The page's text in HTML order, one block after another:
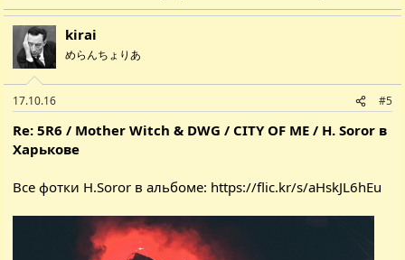
kirai
めらんちょりあ
17.10.16 #5
Re: 5R6 / Mother Witch & DWG / CITY OF ME / H. Soror в
Харькове
Все фотки H.Soror в альбоме: https://flic.kr/s/aHskJL6hEu